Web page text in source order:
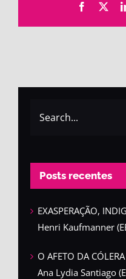
Facebook
for:
Posts recentes
EXASPERAÇÃO,
Henri Kaufmanner
O AFETO DA
Ana Lydia Santiago